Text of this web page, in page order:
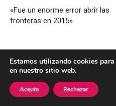
«Fue un enorme error abrir las
fronteras en 2015»
Estamos utilizando cookies
en nuestro sitio web.
Acepto Rechazar